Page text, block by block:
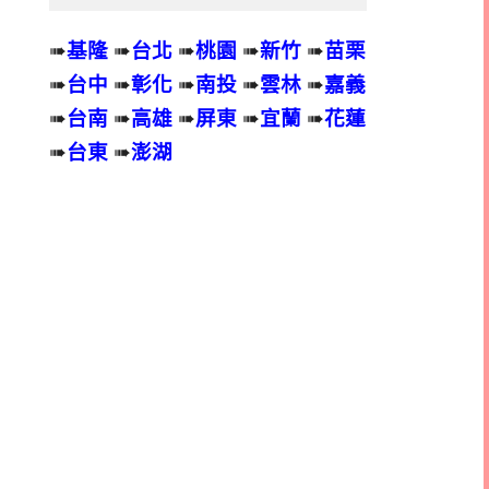
➠基隆 ➠台北 ➠桃園 ➠新竹 ➠苗栗
➠台中 ➠彰化 ➠南投 ➠雲林 ➠嘉義
➠台南 ➠高雄 ➠屏東 ➠宜蘭 ➠花蓮
➠台東 ➠澎湖